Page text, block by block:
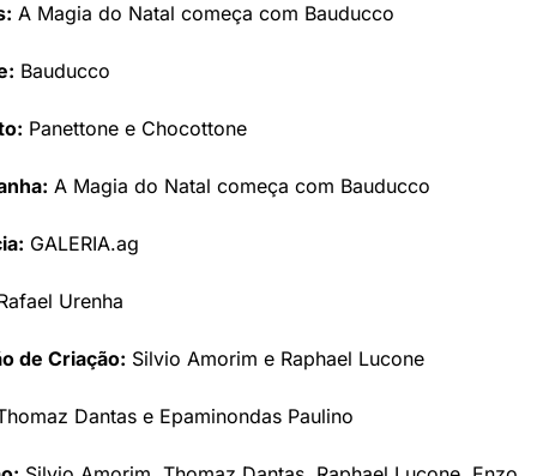
A Magia do Natal começa com Bauducco
Bauducco
Panettone e Chocottone
A Magia do Natal começa com Bauducco
GALERIA.ag
Urenha
de Criação: Silvio Amorim e Raphael Lucone
Dantas e Epaminondas Paulino